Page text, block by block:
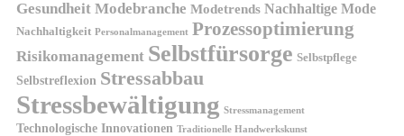
Gesundheit Modebranche Modetrends Nachhaltige Mode
Nachhaltigkeit Personalmanagement Prozessoptimierung
Risikomanagement Selbstfürsorge Selbstpflege
Selbstreflexion Stressabbau
Stressbewältigung Stressmanagement
Technologische Innovationen Traditionelle Handwerkskunst